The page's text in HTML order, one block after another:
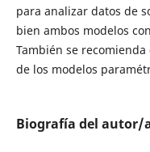
para analizar datos de
bien ambos modelos
También se
de los modelos
Biografía del autor/